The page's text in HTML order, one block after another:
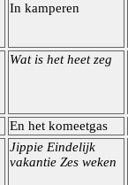
In kamperen
Wat is het heet zeg
En het komeetgas
Jippie Eindelijk
vakantie Zes weken